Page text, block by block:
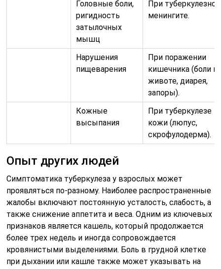
Опыт других людей
Симптоматика туберкулеза у взрослых может
проявляться по-разному. Наиболее распространенные
жалобы включают постоянную усталость, слабость, а
также снижение аппетита и веса. Одним из ключевых
признаков является кашель, который продолжается
более трех недель и иногда сопровождается
кровянистыми выделениями. Боль в грудной клетке
при дыхании или кашле также может указывать на
наличие проблемы. Высокая температура, ночные
поты и затрудненное дыхание — это еще несколько
Если есть подозрения на туберкулез, крайне важно
обратиться к врачу для проведения своевременного
обследования и начала лечения.